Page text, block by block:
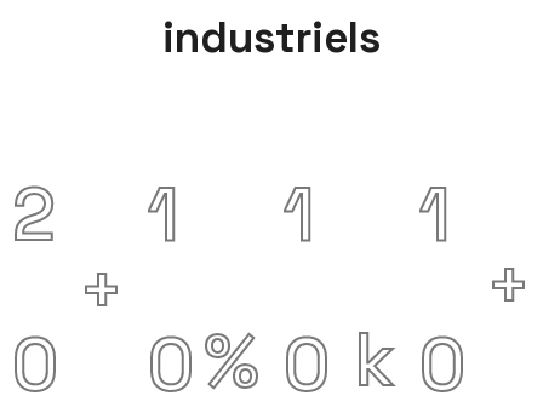
industriels
2
0
+
1
0%
1
0 k
1
0
+